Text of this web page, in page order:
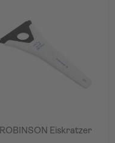
ROBINSON Eiskratzer